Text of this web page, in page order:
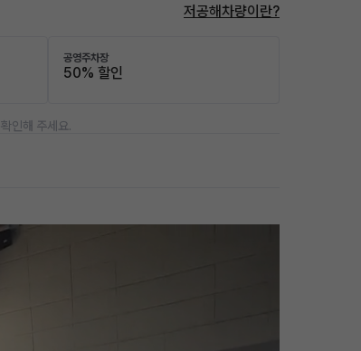
저공해차량이란?
공영주차장
50% 할인
인해 주세요.